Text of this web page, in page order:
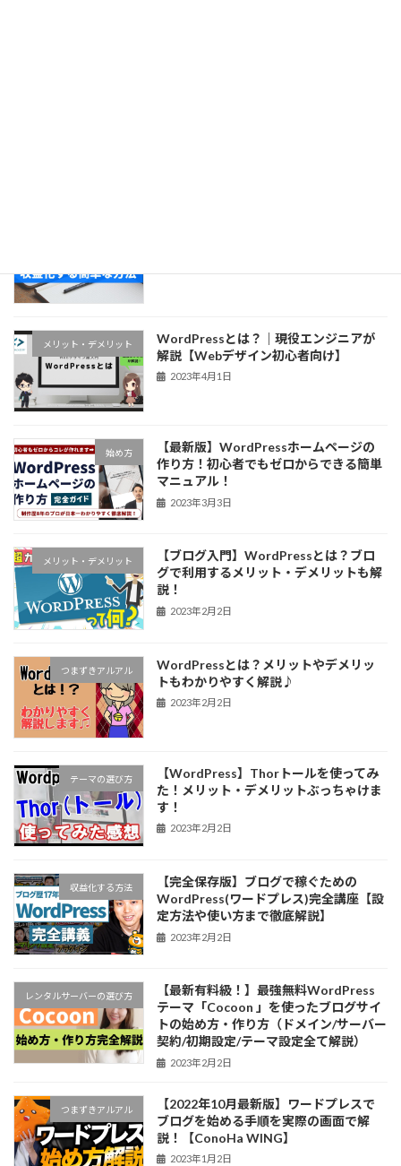
メリット・デメリット
WordPressとは？｜現役エンジニアが
解説【Webデザイン初心者向け】
2023年4月1日
始め方
【最新版】WordPressホームページの
作り方！初心者でもゼロからできる簡単
マニュアル！
2023年3月3日
メリット・デメリット
【ブログ入門】WordPressとは？ブロ
グで利用するメリット・デメリットも解
説！
2023年2月2日
つまずきアルアル
WordPressとは？メリットやデメリッ
トもわかりやすく解説♪
2023年2月2日
テーマの選び方
【WordPress】Thorトールを使ってみ
た！メリット・デメリットぶっちゃけま
す！
2023年2月2日
収益化する方法
【完全保存版】ブログで稼ぐための
WordPress(ワードプレス)完全講座【設
定方法や使い方まで徹底解説】
2023年2月2日
レンタルサーバーの選び方
【最新有料級！】最強無料WordPress
テーマ「Cocoon 」を使ったブログサイ
トの始め方・作り方（ドメイン/サーバー
契約/初期設定/テーマ設定全て解説）
2023年2月2日
つまずきアルアル
【2022年10月最新版】ワードプレスで
ブログを始める手順を実際の画面で解
説！【ConoHa WING】
2023年1月2日